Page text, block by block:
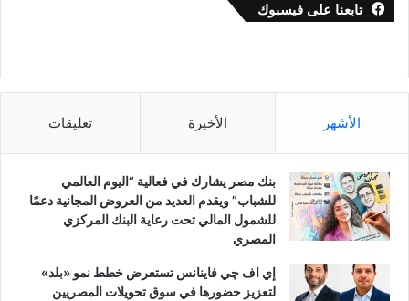
تابعنا على فيسبوك
الأشهر الأخيرة تعليقات
بنك مصر يشارك في فعالية “اليوم العالمي
للشباب” ويقدم العديد من العروض المجانية دعمًا
للشمول المالي تحت رعاية البنك المركزي
المصري
إي اف چي فاينانس تستعرض خطط نمو «بلد»
لتعزيز حضورها في سوق تحويلات المصريين